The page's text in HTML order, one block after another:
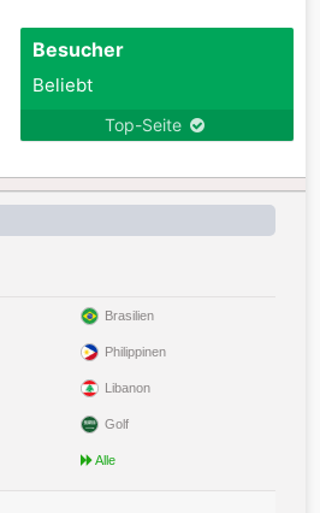
Besucher
Beliebt
Top-Seite
Brasilien
Philippinen
Libanon
Golf
Alle